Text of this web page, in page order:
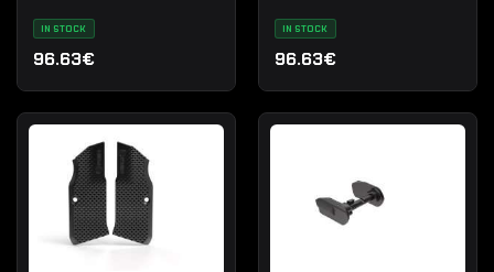
IN STOCK
96.63€
IN STOCK
96.63€